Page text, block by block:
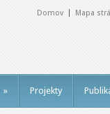
Domov Mapa
» Projekty